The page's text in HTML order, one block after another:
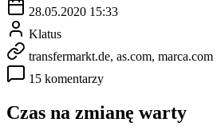
28.05.2020 15:33
Klatus
transfermarkt.de, as.com, marca.com
15 komentarzy
Czas na zmianę warty